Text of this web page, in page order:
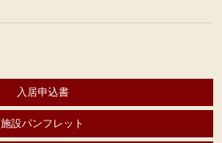
入居申込書
施設パンフレット